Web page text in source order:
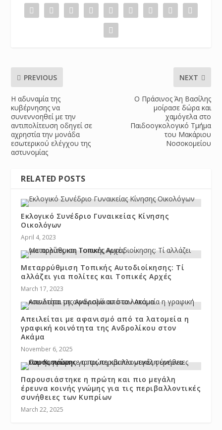
PREVIOUS
Η αδυναμία της
κυβέρνησης να
συνεννοηθεί με την
αντιπολίτευση οδηγεί σε
αχρηστία την μονάδα
εσωτερικού ελέγχου της
αστυνομίας
NEXT
Ο Πράσινος Άη Βασίλης
μοίρασε δώρα και
χαμόγελα στο
Παιδοογκολογικό Τμήμα
του Μακάριου
Νοσοκομείου
RELATED POSTS
Εκλογικό Συνέδριο Γυναικείας Κίνησης
Οικολόγων
April 4, 2023
Μεταρρύθμιση Τοπικής Αυτοδιοίκησης: Tί
αλλάζει για πολίτες και Τοπικές Αρχές
March 17, 2023
Απειλείται με αφανισμό από τα λατομεία η
γραφική κοινότητα της Ανδρολίκου στον
Ακάμα
November 6, 2025
Παρουσιάστηκε η πρώτη και πιο μεγάλη
έρευνα κοινής γνώμης για τις περιβαλλοντικές
συνήθειες των Κυπρίων
March 22, 2025